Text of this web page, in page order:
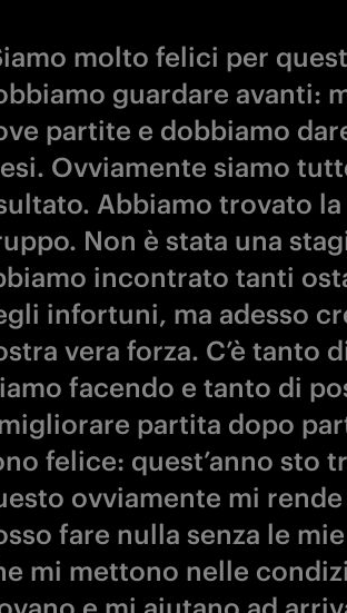
molto felici per
guardare avanti:
partite e dobbiamo
Ovviamente siamo
Abbiamo trovato
Non è stata una
incontrato tanti
infortuni, ma adesso
vera forza. C’è tanto
facendo e tanto di
partita dopo
felice: quest’anno sto
ovviamente mi
fare nulla senza le
mi mettono nelle